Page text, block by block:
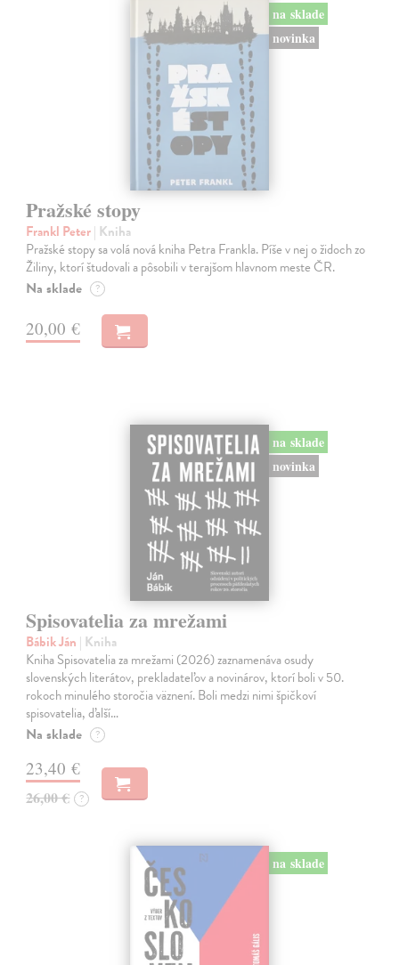
na sklade
novinka
Pražské stopy
Frankl Peter| Kniha
Pražské stopy sa volá nová kniha Petra Frankla. Píše v nej o židoch zo
Žiliny, ktorí študovali a pôsobili v terajšom hlavnom meste ČR.
Na sklade ?
20,00 €
na sklade
novinka
Spisovatelia za mrežami
Bábik Ján | Kniha
Kniha Spisovatelia za mrežami (2026) zaznamenáva osudy
slovenských literátov, prekladateľov a novinárov, ktorí boli v 50.
rokoch minulého storočia väznení. Boli medzi nimi špičkoví
spisovatelia, ďalší…
Na sklade ?
23,40 €
26,00 € ?
na sklade